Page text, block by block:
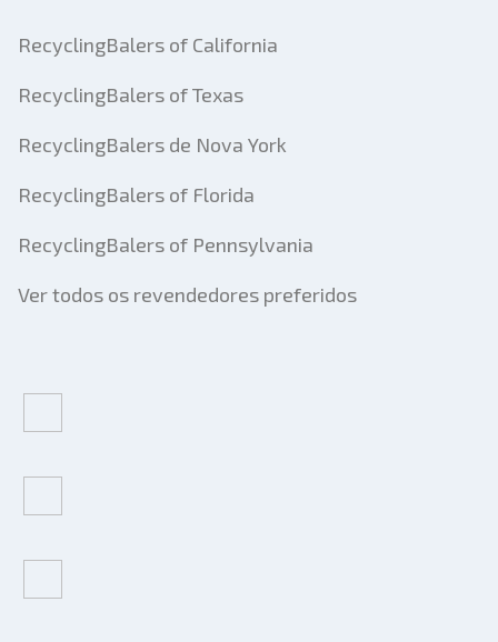
RecyclingBalers of California
RecyclingBalers of Texas
RecyclingBalers de Nova York
RecyclingBalers of Florida
RecyclingBalers of Pennsylvania
Ver todos os revendedores preferidos